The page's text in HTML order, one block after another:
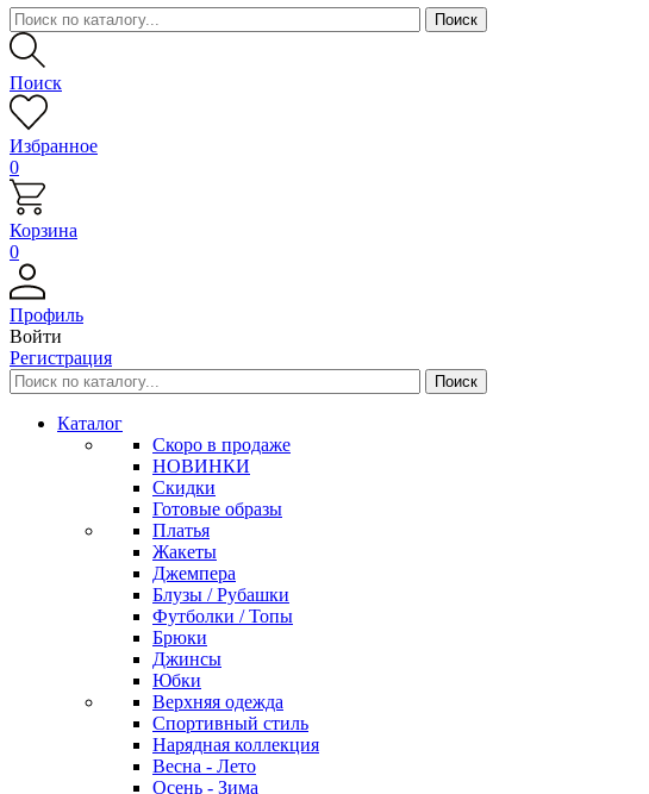
Поиск
Избранное
0
Корзина
0
Профиль
Войти
Регистрация
Каталог
Скоро в продаже
НОВИНКИ
Скидки
Готовые образы
Платья
Жакеты
Джемпера
Блузы / Рубашки
Футболки / Топы
Брюки
Джинсы
Юбки
Верхняя одежда
Спортивный стиль
Нарядная коллекция
Весна - Лето
Осень - Зима